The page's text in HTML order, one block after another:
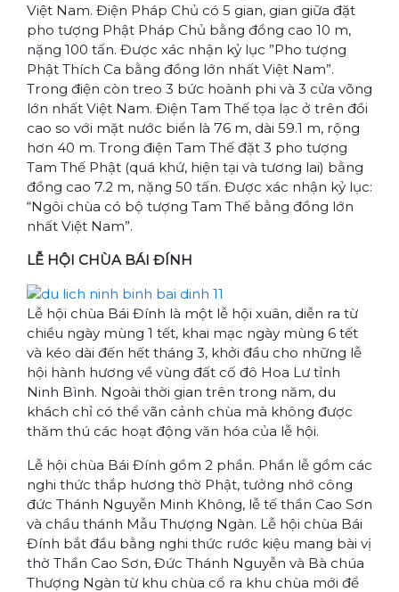
Việt Nam. Điện Pháp Chủ có 5 gian, gian giữa đặt
pho t­ượng Phật Pháp Chủ bằng đồng cao 10 m,
nặng 100 tấn. Được xác nhận kỷ lục ”Pho tượng
Phật Thích Ca bằng đồng lớn nhất Việt Nam”.
Trong điện còn treo 3 bức hoành phi và 3 cửa võng
lớn nhất Việt Nam. Điện Tam Thế tọa lạc ở trên đồi
cao so với mặt n­ước biển là 76 m, dài 59.1 m, rộng
hơn 40 m. Trong điện Tam Thế đặt 3 pho t­ượng
Tam Thế Phật (quá khứ, hiện tại và tương lai) bằng
đồng cao 7.2 m, nặng 50 tấn. Được xác nhận kỷ lục:
“Ngôi chùa có bộ tượng Tam Thế bằng đồng lớn
nhất Việt Nam”.
LỄ HỘI CHÙA BÁI ĐÍNH
Lễ hội chùa Bái Đính là một lễ hội xuân, diễn ra từ
chiều ngày mùng 1 tết, khai mạc ngày mùng 6 tết
và kéo dài đến hết tháng 3, khởi đầu cho những lễ
hội hành hương về vùng đất cố đô Hoa Lư tỉnh
Ninh Bình. Ngoài thời gian trên trong năm, du
khách chỉ có thể vãn cảnh chùa mà không được
thăm thú các hoạt động văn hóa của lễ hội.
Lễ hội chùa Bái Đính gồm 2 phần. Phần lễ gồm các
nghi thức thắp hương thờ Phật, tưởng nhớ công
đức Thánh Nguyễn Minh Không, lễ tế thần Cao Sơn
và chầu thánh Mẫu Thượng Ngàn. Lễ hội chùa Bái
Đính bắt đầu bằng nghi thức rước kiệu mang bài vị
thờ Thần Cao Sơn, Đức Thánh Nguyễn và Bà chúa
Thượng Ngàn từ khu chùa cổ ra khu chùa mới để